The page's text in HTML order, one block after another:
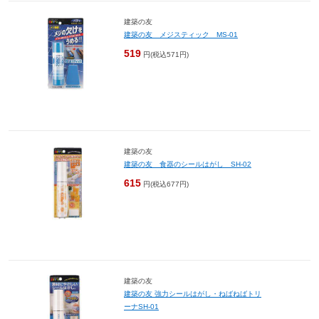
建築の友
建築の友 メジスティック MS-01
519 円(税込571円)
建築の友
建築の友 食器のシールはがし SH-02
615 円(税込677円)
建築の友
建築の友 強力シールはがし・ねばねばトリ
ーナSH-01